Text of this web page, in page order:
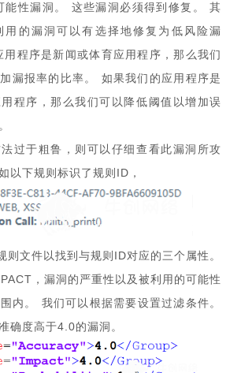
能性漏洞。 这些漏洞必须得到修复。 其
用的漏洞可以有选择地修复为低风险漏
程序是新闻或体育应用程序，那么我们
漏报率的比率。 如果我们的应用程序是
程序，那么我们可以降低阈值以增加误
过于粗鲁，则可以仔细查看此漏洞所攻
以下规则标识了规则ID，
文件以找到与规则ID对应的三个属性。
，漏洞的严重性以及被利用的可能性
内。 我们可以根据需要设置过滤条件。
确度高于4.0的漏洞。